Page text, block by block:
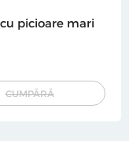
picioare mari
CUMPĂRĂ